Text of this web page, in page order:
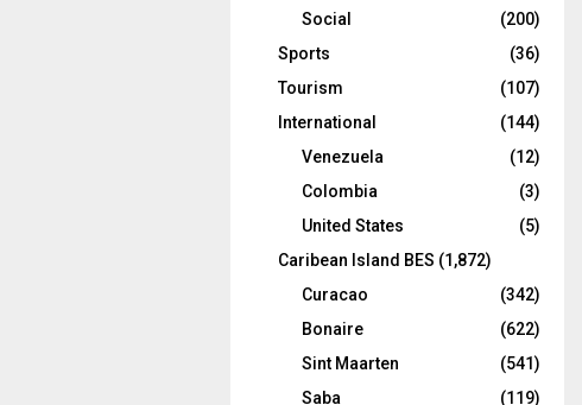
Social
(200)
Sports
(36)
Tourism
(107)
International
(144)
Venezuela
(12)
Colombia
(3)
United States
(5)
Caribean Island BES (1,872)
Curacao
(342)
Bonaire
(622)
Sint Maarten
(541)
Saba
(119)